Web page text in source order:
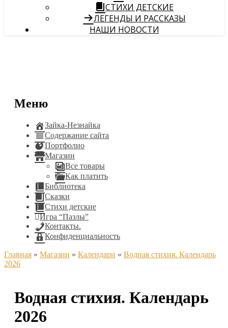
СТИХИ ДЕТСКИЕ
ЛЕГЕНДЫ И РАССКАЗЫ
НАШИ НОВОСТИ
Меню
Зайка-Незнайка
Содержание сайта
Портфолио
Магазин
Все товары
Как платить
Библиотека
Сказки
Стихи детские
Игра “Пазлы”
Контакты.
Конфиденциальность
Главная » Магазин » Календари » Водная стихия. Календарь
2026
Водная стихия. Календарь
2026